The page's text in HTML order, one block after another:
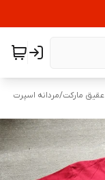
عقیق مارکت/مردانه اسپرت